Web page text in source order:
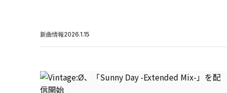
新曲情報2026.1.15